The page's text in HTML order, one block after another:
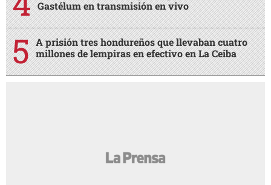
Gastélum en transmisión en vivo
A prisión tres hondureños que llevaban cuatro
millones de lempiras en efectivo en La Ceiba